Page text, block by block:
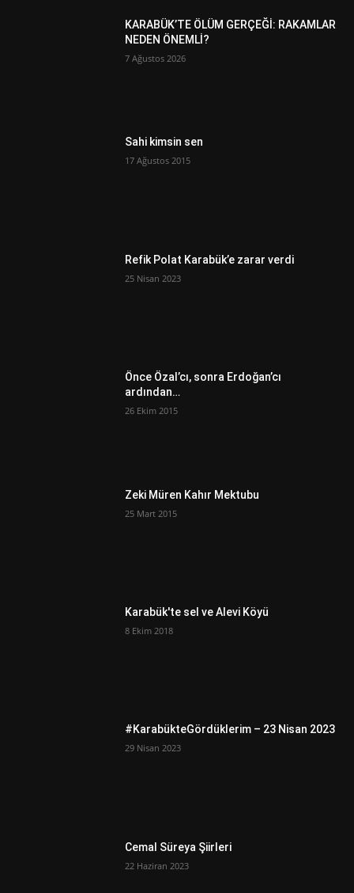
KARABÜK’TE ÖLÜM GERÇEĞİ: RAKAMLAR
NEDEN ÖNEMLİ?
7 Ağustos 2026
Sahi kimsin sen
17 Ağustos 2015
Refik Polat Karabük’e zarar verdi
25 Nisan 2023
Önce Özal’cı, sonra Erdoğan’cı
ardından…
26 Ekim 2015
Zeki Müren Kahır Mektubu
25 Mart 2015
Karabük'te sel ve Alevi Köyü
8 Ekim 2018
#KarabükteGördüklerim – 23 Nisan 2023
29 Nisan 2023
Cemal Süreya Şiirleri
22 Haziran 2023